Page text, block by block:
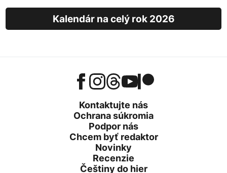
Kalendár na celý rok 2026
Kontaktujte nás
Ochrana súkromia
Podpor nás
Chcem byť redaktor
Novinky
Recenzie
Češtiny do hier